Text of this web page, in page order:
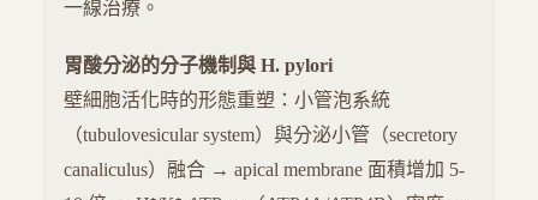
一線治療。
胃酸分泌的分子機制與 H. pylori
壁細胞活化時的形態重塑：小管泡系統
（tubulovesicular system）與分泌小管（secretory
canaliculus）融合 → apical membrane 面積增加 5-